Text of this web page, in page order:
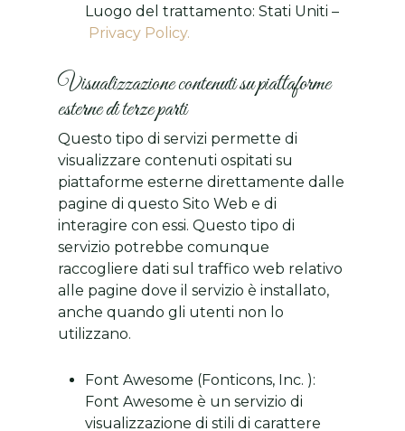
Luogo del trattamento: Stati Uniti –
Privacy Policy.
Visualizzazione contenuti su piattaforme
esterne di terze parti
Questo tipo di servizi permette di
visualizzare contenuti ospitati su
piattaforme esterne direttamente dalle
pagine di questo Sito Web e di
interagire con essi. Questo tipo di
servizio potrebbe comunque
raccogliere dati sul traffico web relativo
alle pagine dove il servizio è installato,
anche quando gli utenti non lo
utilizzano.
Font Awesome (Fonticons, Inc. ):
Font Awesome è un servizio di
visualizzazione di stili di carattere